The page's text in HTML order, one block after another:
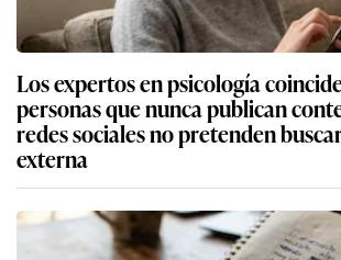
Los expertos en psicología
personas que nunca publican
redes sociales no pretenden
externa